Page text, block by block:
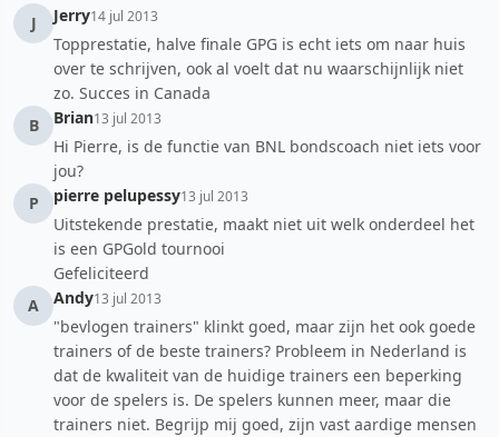
J Jerry14 jul 2013
Topprestatie, halve finale GPG is echt iets om naar huis
over te schrijven, ook al voelt dat nu waarschijnlijk niet
zo. Succes in Canada
B
Brian13 jul 2013
Hi Pierre, is de functie van BNL bondscoach niet iets voor
jou?
P
pierre pelupessy13 jul 2013
Uitstekende prestatie, maakt niet uit welk onderdeel het
is een GPGold tournooi
Gefeliciteerd
A
Andy13 jul 2013
"bevlogen trainers" klinkt goed, maar zijn het ook goede
trainers of de beste trainers? Probleem in Nederland is
dat de kwaliteit van de huidige trainers een beperking
voor de spelers is. De spelers kunnen meer, maar die
trainers niet. Begrijp mij goed, zijn vast aardige mensen